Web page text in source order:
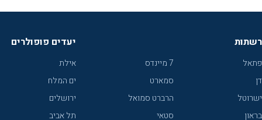
רשתות
פתאל
דן
ישרוטל
בראון
7 מיינדס
סמארט
הרברט סמואל
סטאי
יעדים פופולרים
אילת
ים המלח
ירושלים
תל אביב